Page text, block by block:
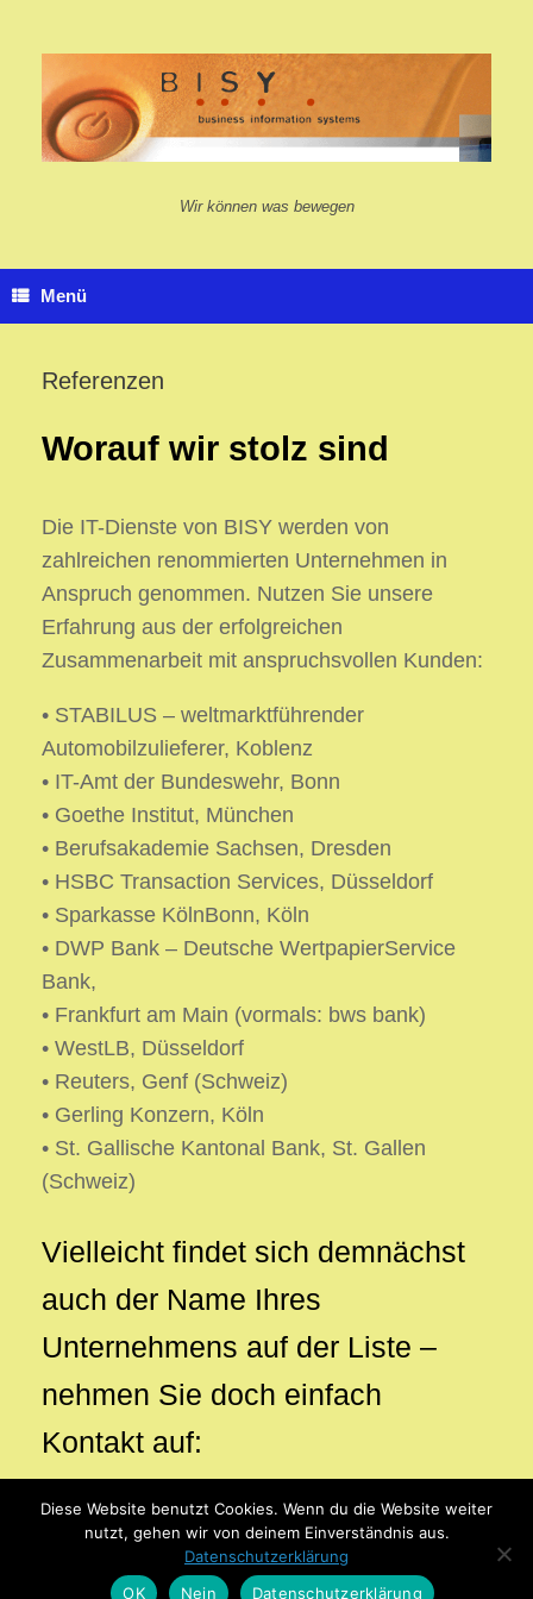
springen
Wir können was bewegen
Menü
Referenzen
Worauf wir stolz sind
Die IT-Dienste von BISY werden von
zahlreichen renommierten Unternehmen in
Anspruch genommen. Nutzen Sie unsere
Erfahrung aus der erfolgreichen
Zusammenarbeit mit anspruchsvollen Kunden:
• STABILUS – weltmarktführender
Automobilzulieferer, Koblenz
• IT-Amt der Bundeswehr, Bonn
• Goethe Institut, München
• Berufsakademie Sachsen, Dresden
• HSBC Transaction Services, Düsseldorf
• Sparkasse KölnBonn, Köln
• DWP Bank – Deutsche WertpapierService
Bank,
• Frankfurt am Main (vormals: bws bank)
• WestLB, Düsseldorf
• Reuters, Genf (Schweiz)
• Gerling Konzern, Köln
• St. Gallische Kantonal Bank, St. Gallen
(Schweiz)
Vielleicht findet sich demnächst
auch der Name Ihres
Unternehmens auf der Liste –
nehmen Sie doch einfach
Kontakt auf:
Theme by
Diese Website benutzt Cookies. Wenn du die Website weiter
nutzt, gehen wir von deinem Einverständnis aus.
Datenschutzerklärung
OK
Nein Datenschutzerklärung